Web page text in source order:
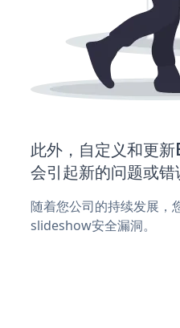
此外，自定义和更
会引起新的问题或错
随着您公司的持续发展，
slideshow安全漏洞。